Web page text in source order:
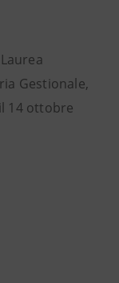
Gestionale,
14 ottobre